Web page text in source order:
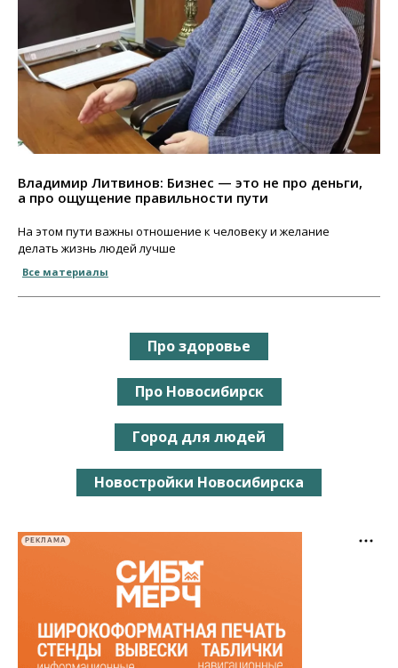
Владимир Литвинов: Бизнес — это не про деньги,
а про ощущение правильности пути
На этом пути важны отношение к человеку и желание
делать жизнь людей лучше
Все материалы
Про здоровье
Про Новосибирск
Город для людей
Новостройки Новосибирска
РЕКЛАМА